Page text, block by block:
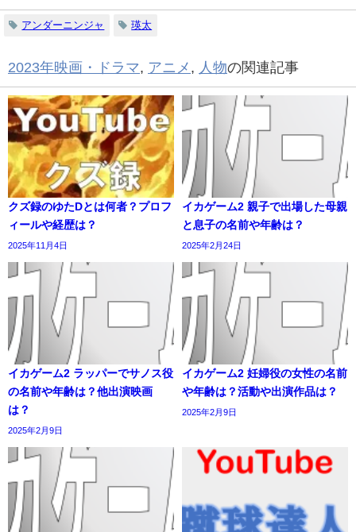
アンダーニンジャ 瑛太
2023年映画・ドラマ, アニメ , 人物の関連記事
クズ録のゆたDとは何者？プロフ
ィールや経歴は？
2025年11月4日
イカゲーム2 親子で出場した母親
と息子の名前や年齢は？
2025年2月24日
イカゲーム2 ラッパーでサノス役
の名前や年齢は？他出演映画
は？
2025年2月9日
イカゲーム2 妊婦役の女性の名前
や年齢は？活動や出演作品は？
2025年2月9日